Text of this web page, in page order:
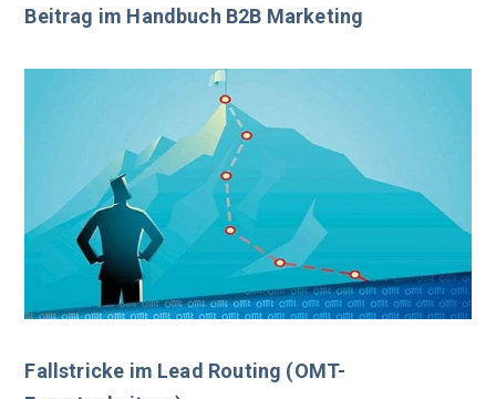
Beitrag im Handbuch B2B Marketing
Fallstricke im Lead Routing (OMT-